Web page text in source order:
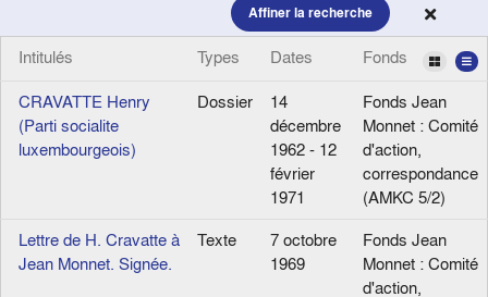
Affiner la recherche
Intitulés Types Dates
Fonds
CRAVATTE Henry
(Parti socialite
luxembourgeois)
Dossier
14
décembre
1962 - 12
février
1971
Fonds Jean
Monnet : Comité
d'action,
correspondance
(AMKC 5/2)
Lettre de H. Cravatte à
Jean Monnet. Signée.
Texte
7 octobre
1969
Fonds Jean
Monnet : Comité
d'action,